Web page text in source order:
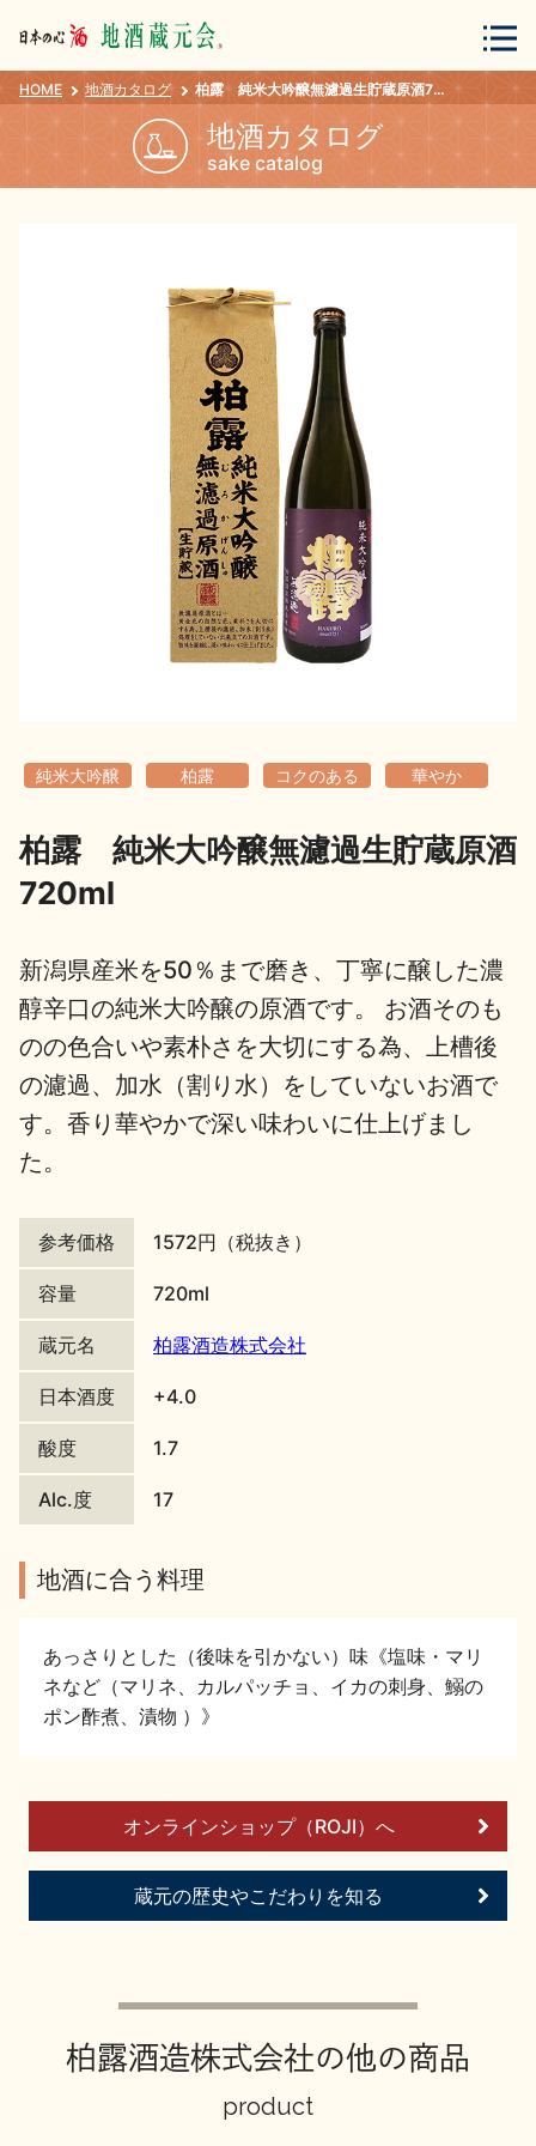
会員登録 ログイン
地酒カタログ
地酒解体新書
地酒川柳 地酒小説
日本酒の楽しみ方特集
地酒・イベント情報
イベント情報
地酒蔵元会WEB展示会 地酒蔵元会利酒会
HOME 地酒カタログ 柏露 純米大吟醸無濾過生貯蔵原酒720ml
地酒カタログ
sake catalog
純米大吟醸 柏露 コクのある 華やか
柏露 純米大吟醸無濾過生貯蔵原酒
720ml
新潟県産米を50％まで磨き、丁寧に醸した濃
醇辛口の純米大吟醸の原酒です。 お酒そのも
のの色合いや素朴さを大切にする為、上槽後
の濾過、加水（割り水）をしていないお酒で
す。香り華やかで深い味わいに仕上げまし
た。
参考価格 1572円（税抜き）
容量 720ml
蔵元名 柏露酒造株式会社
日本酒度 +4.0
酸度 1.7
Alc.度 17
地酒に合う料理
あっさりとした（後味を引かない）味《塩味・マリ
ネなど（マリネ、カルパッチョ、イカの刺身、鰯の
ポン酢煮、漬物 ）》
オンラインショップ（ROJI）へ
蔵元の歴史やこだわりを知る
柏露酒造株式会社の他の商品
product